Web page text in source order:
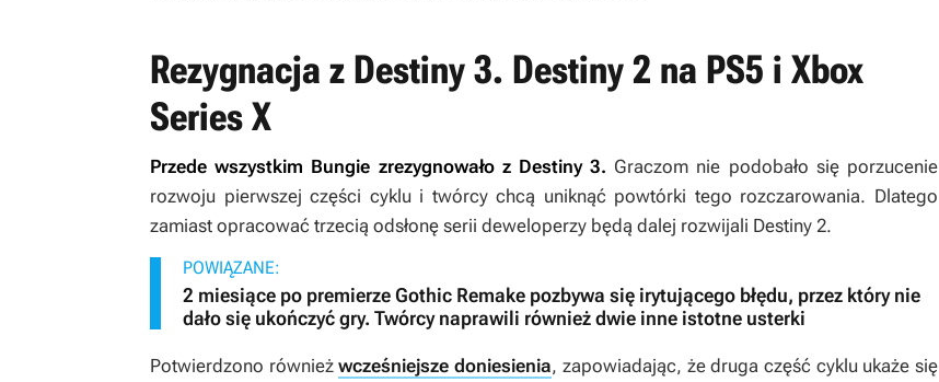
Rezygnacja z Destiny 3. Destiny 2 na PS5 i Xbox
Series X
Przede wszystkim Bungie zrezygnowało z Destiny 3. Graczom nie podobało się porzucenie
rozwoju pierwszej części cyklu i twórcy chcą uniknąć powtórki tego rozczarowania. Dlatego
zamiast opracować trzecią odsłonę serii deweloperzy będą dalej rozwijali Destiny 2.
POWIĄZANE:
2 miesiące po premierze Gothic Remake pozbywa się irytującego błędu, przez który nie
dało się ukończyć gry. Twórcy naprawili również dwie inne istotne usterki
Potwierdzono równieżwcześniejsze doniesienia, zapowiadając, że druga część cyklu ukaże się